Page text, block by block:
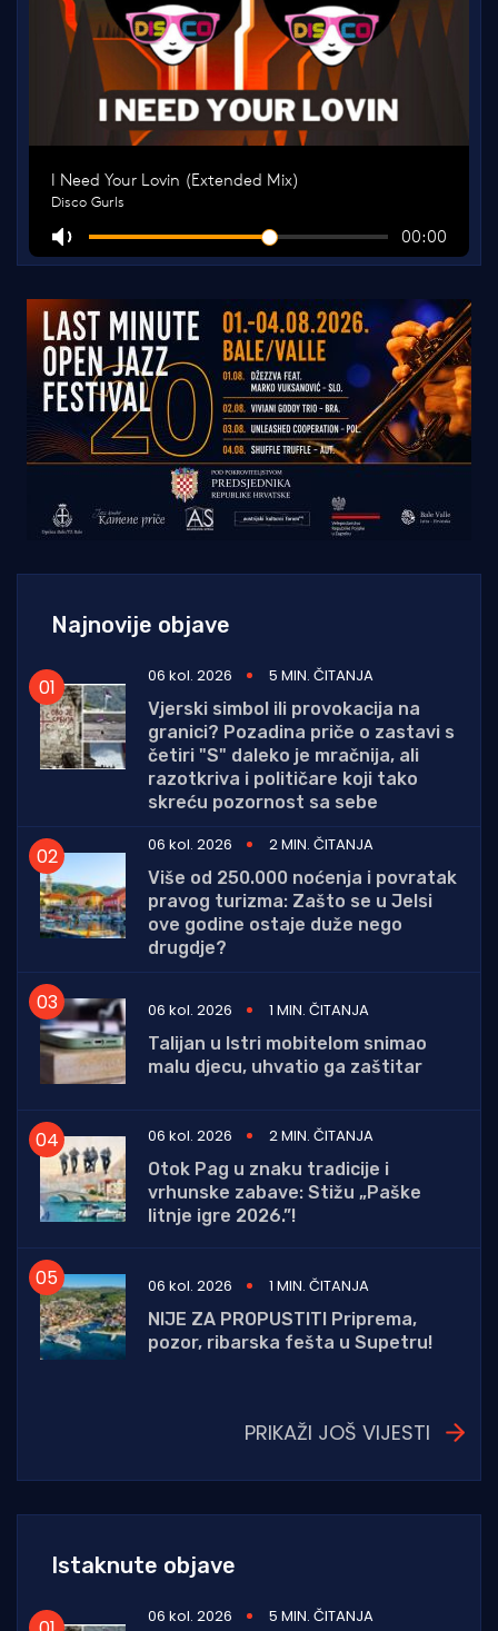
Najnovije objave
06 kol. 2026
5 MIN. ČITANJA
Vjerski simbol ili provokacija na
granici? Pozadina priče o zastavi s
četiri "S" daleko je mračnija, ali
razotkriva i političare koji tako
skreću pozornost sa sebe
06 kol. 2026
2 MIN. ČITANJA
Više od 250.000 noćenja i povratak
pravog turizma: Zašto se u Jelsi
ove godine ostaje duže nego
drugdje?
06 kol. 2026
1 MIN. ČITANJA
Talijan u Istri mobitelom snimao
malu djecu, uhvatio ga zaštitar
06 kol. 2026
2 MIN. ČITANJA
Otok Pag u znaku tradicije i
vrhunske zabave: Stižu „Paške
litnje igre 2026.”!
06 kol. 2026
1 MIN. ČITANJA
NIJE ZA PROPUSTITI Priprema,
pozor, ribarska fešta u Supetru!
PRIKAŽI JOŠ VIJESTI
Istaknute objave
06 kol. 2026 5 MIN. ČITANJA